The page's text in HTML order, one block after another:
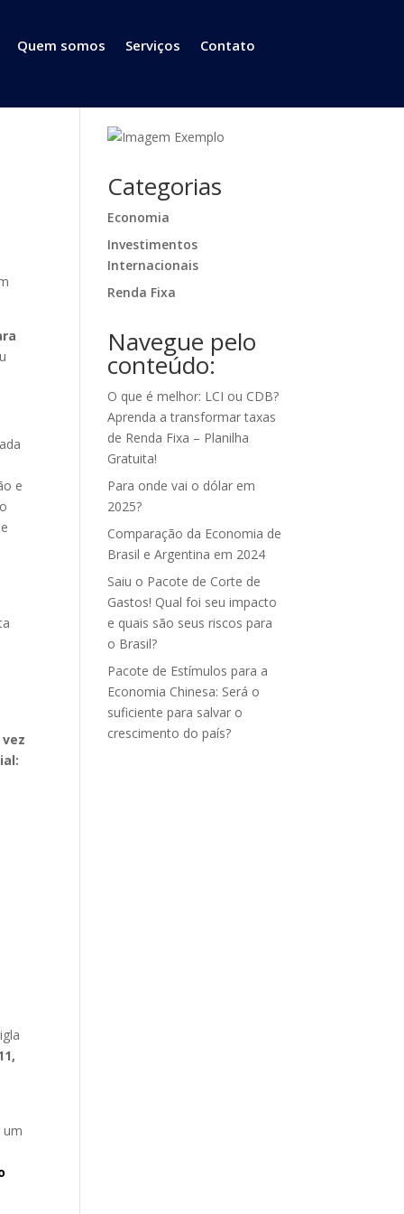
Quem somos Serviços Contato
e
um
Categorias
Economia
Investimentos
Internacionais
Renda Fixa
Navegue pelo
conteúdo:
O que é melhor: LCI ou CDB?
Aprenda a transformar taxas
de Renda Fixa – Planilha
Gratuita!
Para onde vai o dólar em
2025?
Comparação da Economia de
Brasil e Argentina em 2024
Saiu o Pacote de Corte de
Gastos! Qual foi seu impacto
e quais são seus riscos para
o Brasil?
Pacote de Estímulos para a
Economia Chinesa: Será o
suficiente para salvar o
crescimento do país?